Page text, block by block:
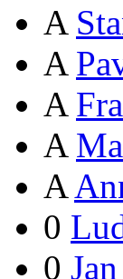
A
A
A
A
A
0
0